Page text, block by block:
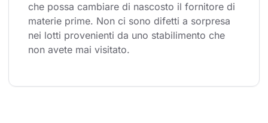
che possa cambiare di nascosto il fornitore di
materie prime. Non ci sono difetti a sorpresa
nei lotti provenienti da uno stabilimento che
non avete mai visitato.